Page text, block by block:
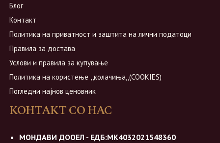
Блог
Контакт
Политика на приватност и заштита на лични податоци
Правила за достава
Услови и правила за купување
Политика на користење ,,колачиња,,(COOKIES)
Погледни најнов ценовник
КОНТАКТ СО НАС
МОНДАВИ ДООЕЛ - ЕДБ:МК4032021548360